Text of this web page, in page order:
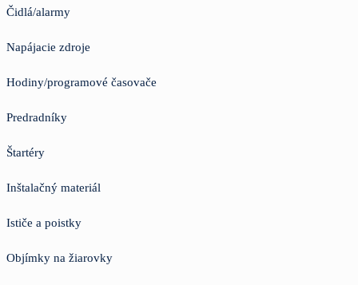
Čidlá/alarmy
Napájacie zdroje
Hodiny/programové časovače
Predradníky
Štartéry
Inštalačný materiál
Ističe a poistky
Objímky na žiarovky